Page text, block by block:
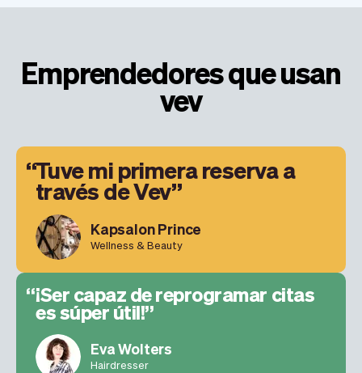
Emprendedores que usan
vev
Tuve mi primera reserva a
través de Vev
Kapsalon Prince
Wellness & Beauty
¡Ser capaz de reprogramar citas
es súper útil!
Eva Wolters
Hairdresser